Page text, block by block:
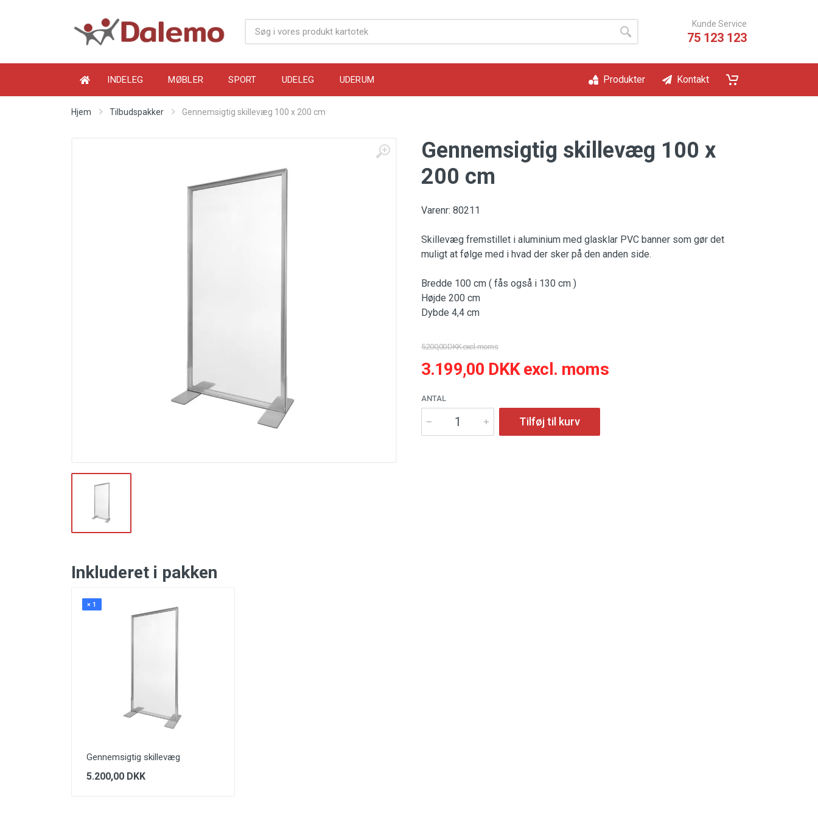
Kunde Service
75 123 123
INDELEG MØBLER SPORT UDELEG UDERUM Produkter Kontakt
Hjem Tilbudspakker Gennemsigtig skillevæg 100 x 200 cm
Gennemsigtig skillevæg 100 x
200 cm
Varenr: 80211
Skillevæg fremstillet i aluminium med glasklar PVC banner som gør det
muligt at følge med i hvad der sker på den anden side.
Bredde 100 cm ( fås også i 130 cm )
Højde 200 cm
Dybde 4,4 cm
5.200,00 DKK excl. moms
3.199,00 DKK excl. moms
ANTAL
Tilføj til kurv
Inkluderet i pakken
× 1
Gennemsigtig skillevæg
5.200,00 DKK